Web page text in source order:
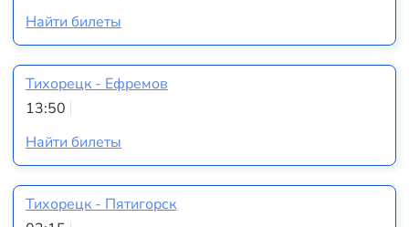
Найти билеты
Тихорецк - Ефремов
13:50
Найти билеты
Тихорецк - Пятигорск